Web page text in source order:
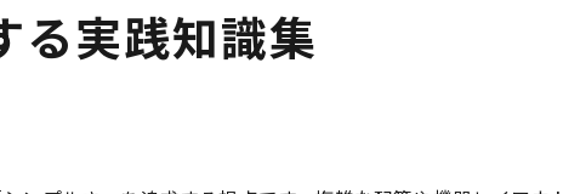
る実践知識集